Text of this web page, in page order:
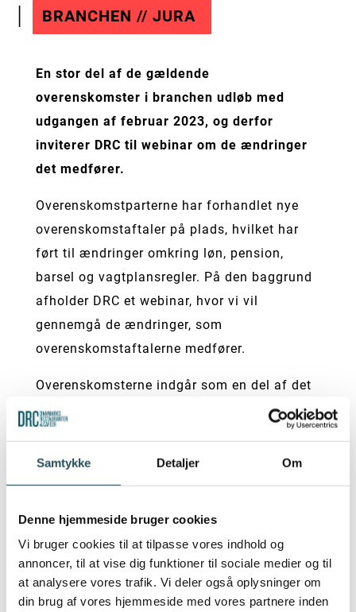
Samtykke Detaljer Om
Denne hjemmeside bruger cookies
Vi bruger cookies til at tilpasse vores indhold og
annoncer, til at vise dig funktioner til sociale medier og til
at analysere vores trafik. Vi deler også oplysninger om
din brug af vores hjemmeside med vores partnere inden
BRANCHEN // JURA
En stor del af de gældende
overenskomster i branchen udløb med
udgangen af februar 2023, og derfor
inviterer DRC til webinar om de ændringer
det medfører.
Overenskomstparterne har forhandlet nye
overenskomstaftaler på plads, hvilket har
ført til ændringer omkring løn, pension,
barsel og vagtplansregler. På den baggrund
afholder DRC et webinar, hvor vi vil
gennemgå de ændringer, som
overenskomstaftalerne medfører.
Overenskomsterne indgår som en del af det
samlede mæglingsforslag, der blev endeligt
vedtaget den 12. april.
Webinaret, ved advokatfuldmægtig i DRC
fra kl. 10-12.
Tilmeld dig her:
TILMELDINGSFORMULAR